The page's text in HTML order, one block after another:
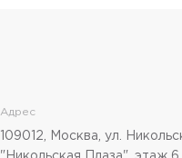
Адрес
109012, Москва, ул.
"Никольская Плаза", этаж